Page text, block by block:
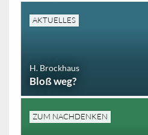
AKTUELLES
H. Brockhaus
Bloß weg?
ZUM NACHDENKEN